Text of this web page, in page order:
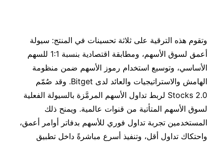
وتقوم هذه الترقية على ثلاثة تحسينات في المنتج: سيولة
أعمق لسوق الأسهم، ومطابقة اقتصادية بنسبة 1:1 للسهم
الأساسي، وتوسيع استخدام رموز الأسهم ضمن منظومة
الهامش والاستراتيجيات والعائد لدى Bitget. وقد صُمّم
Stocks 2.0 لربط تداول الأسهم المرمَّزة بالسيولة الفعلية
لسوق الأسهم المتأتية من قنوات عالمية. ويمنح ذلك
المستخدمين تجربة تداول فوري للأسهم بدفاتر أوامر أعمق،
واحتكاك تداول أقل، وتنفيذ أسرع مباشرةً داخل تطبيق